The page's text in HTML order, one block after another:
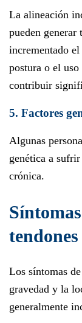
La alineación
pueden generar
incrementado
postura o el
contribuir
5. Factores
Algunas
genética a
crónica.
tendones
Los síntomas
gravedad y la
generalmente